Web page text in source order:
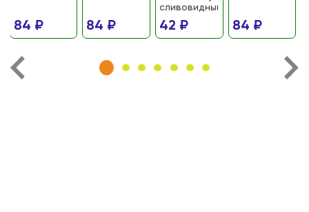
84 ₽ 84 ₽
сливовидный)
42 ₽ 84 ₽